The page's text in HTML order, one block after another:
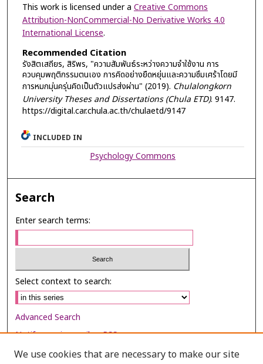
This work is licensed under a Creative Commons
Attribution-NonCommercial-No Derivative Works 4.0
International License.
Recommended Citation
รังสิตเสถียร, สิริพร, "ความสัมพันธ์ระหว่างความจำใช้งาน การ
ควบคุมพฤติกรรมตนเอง การคิดอย่างยืดหยุ่นและความซึมเศร้าโดยมี
การหมกมุ่นครุ่นคิดเป็นตัวแปรส่งผ่าน" (2019). Chulalongkorn
University Theses and Dissertations (Chula ETD). 9147.
https://digital.car.chula.ac.th/chulaetd/9147
INCLUDED IN
Psychology Commons
Search
Enter search terms:
Select context to search:
Advanced Search
Notify me via email orRSS
We use cookies that are necessary to make our site